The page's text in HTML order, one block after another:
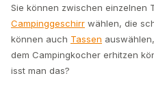
Sie können zwischen einzelnen
Campinggeschirr wählen, die
können auch Tassen
dem Campingkocher erhitzen
isst man das?